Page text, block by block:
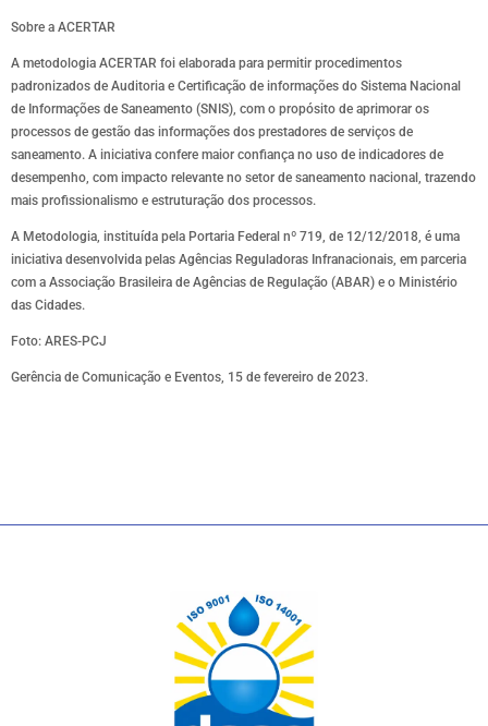
Sobre a ACERTAR
A metodologia ACERTAR foi elaborada para permitir procedimentos
padronizados de Auditoria e Certificação de informações do Sistema Nacional
de Informações de Saneamento (SNIS), com o propósito de aprimorar os
processos de gestão das informações dos prestadores de serviços de
saneamento. A iniciativa confere maior confiança no uso de indicadores de
desempenho, com impacto relevante no setor de saneamento nacional, trazendo
mais profissionalismo e estruturação dos processos.
A Metodologia, instituída pela Portaria Federal nº 719, de 12/12/2018, é uma
iniciativa desenvolvida pelas Agências Reguladoras Infranacionais, em parceria
com a Associação Brasileira de Agências de Regulação (ABAR) e o Ministério
das Cidades.
Foto: ARES-PCJ
Gerência de Comunicação e Eventos, 15 de fevereiro de 2023.